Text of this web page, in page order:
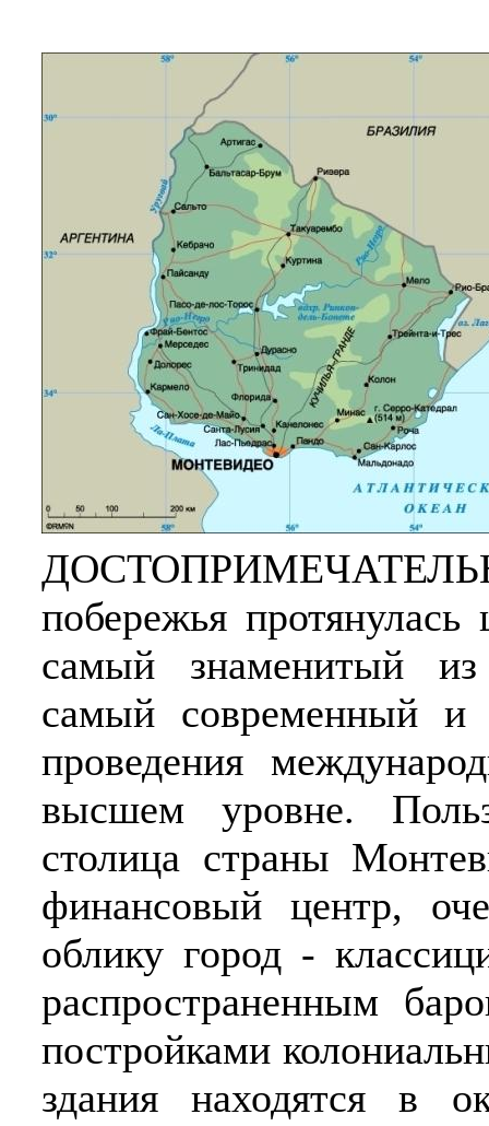
побережья
самый знаменитый
самый современный и
проведения
высшем уровне.
столица страны
финансовый центр,
облику город -
распространенным
постройками
здания находятся в